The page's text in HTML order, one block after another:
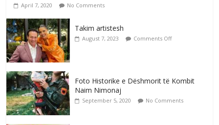
April 7, 2020 No Comments
Takim artistesh
August 7, 2023 Comments Off
Foto Historike e Dëshmorit të Kombit
Naim Nimonaj
September 5, 2020 No Comments